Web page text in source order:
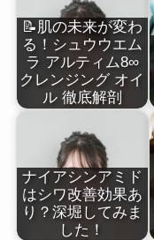
📝肌の未来が変わ
る！シュウウエム
ラ アルティム8∞
クレンジング オイ
ル 徹底解剖
ナイアシンアミド
はシワ改善効果あ
り？深堀してみま
した！